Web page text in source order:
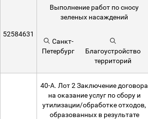
52584631
Выполнение работ по сносу
зеленых насаждений
Санкт-
Петербург
Благоустройство
территорий
40-А. Лот 2 Заключение договора
на оказание услуг по сбору и
утилизации/обработке отходов,
образованных в результате